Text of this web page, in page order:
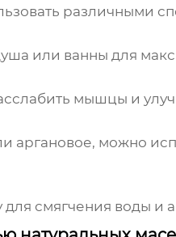
различными
или ванны для
мышцы и
аргановое, можно
смягчения воды и